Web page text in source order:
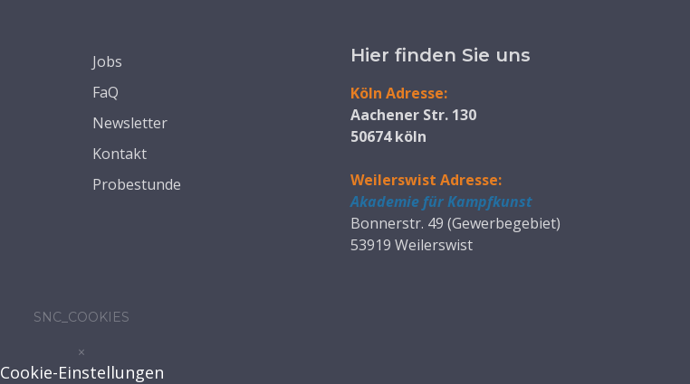
Jobs
FaQ
Newsletter
Kontakt
Probestunde
Hier finden Sie uns
Köln Adresse:
Aachener Str. 130
50674 köln
Weilerswist Adresse:
Akademie für Kampfkunst
Bonnerstr. 49 (Gewerbegebiet)
53919 Weilerswist
SNC_COOKIES
×
Cookie-Einstellungen